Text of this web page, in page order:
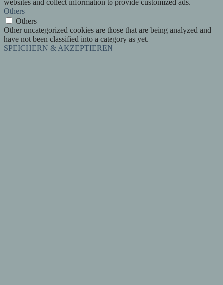
websites and collect information to provide customized ads.
Others
Others
Other uncategorized cookies are those that are being analyzed and
have not been classified into a category as yet.
SPEICHERN & AKZEPTIEREN